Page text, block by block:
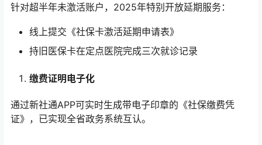
针对超半年未激活账户，2025年特别开放延期服务：
线上提交《社保卡激活延期申请表》
持旧医保卡在定点医院完成三次就诊记录
缴费证明电子化
通过新社通APP可实时生成带电子印章的《社保缴费凭
证》，已实现全省政务系统互认。